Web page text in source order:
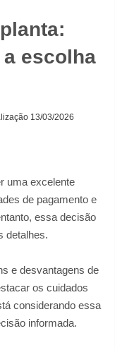
escolha
13/03/2026
uma excelente
de pagamento e
essa decisão
detalhes.
e desvantagens de
os cuidados
considerando essa
informada.